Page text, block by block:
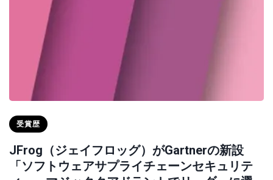
受賞歴
JFrog（ジェイフロッグ）がGartnerの新設
「ソフトウェアサプライチェーンセキュリテ